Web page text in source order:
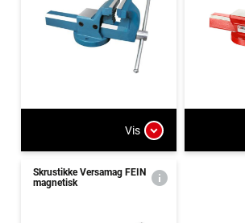
Vis
Skrustikke Versamag FEIN
magnetisk